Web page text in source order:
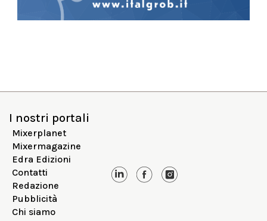
I nostri portali
Mixerplanet
Mixermagazine
Edra Edizioni
Contatti
Redazione
Pubblicità
Chi siamo